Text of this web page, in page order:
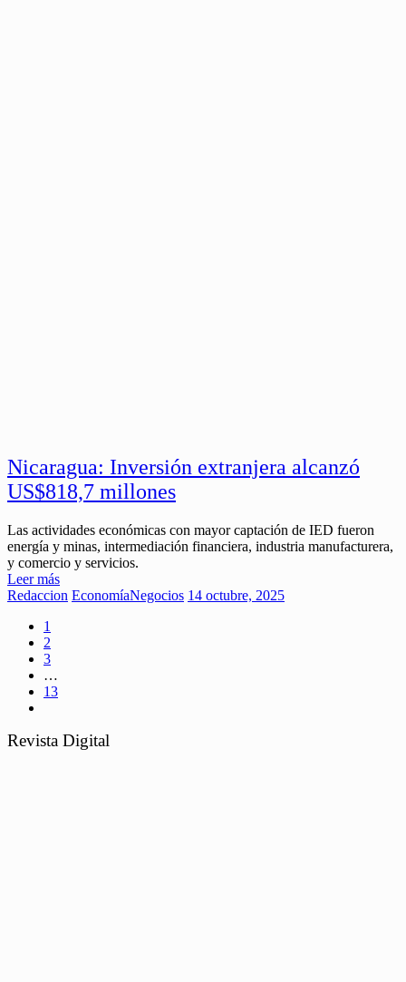
Nicaragua: Inversión extranjera alcanzó
US$818,7 millones
Las actividades económicas con mayor captación de IED fueron
energía y minas, intermediación financiera, industria manufacturera,
y comercio y servicios.
Leer más
Redaccion EconomíaNegocios 14 octubre, 2025
1
2
3
…
13
Revista Digital